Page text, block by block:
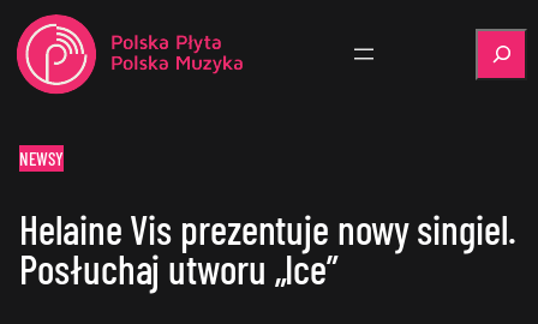
NEWSY
Helaine Vis prezentuje nowy singiel.
Posłuchaj utworu „Ice”